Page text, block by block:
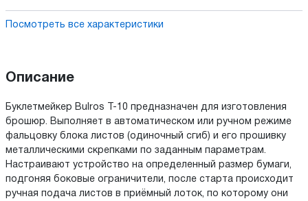
Посмотреть все характеристики
Описание
Буклетмейкер Bulros T-10 предназначен для изготовления
брошюр. Выполняет в автоматическом или ручном режиме
фальцовку блока листов (одиночный сгиб) и его прошивку
металлическими скрепками по заданным параметрам.
Настраивают устройство на определенный размер бумаги,
подгоняя боковые ограничители, после старта происходит
ручная подача листов в приёмный лоток, по которому они